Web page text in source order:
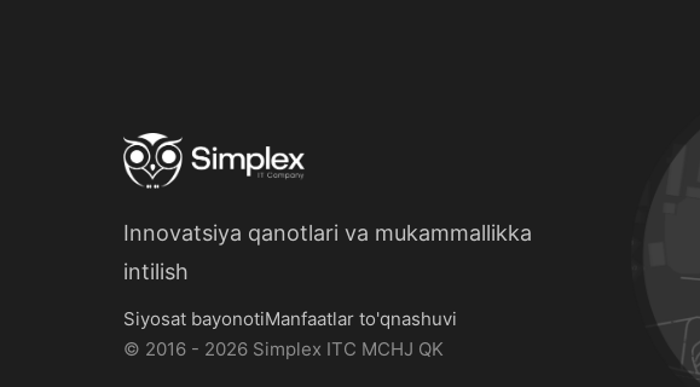
Innovatsiya qanotlari va mukammallikka
intilish
Siyosat bayonotiManfaatlar to'qnashuvi
© 2016 - 2026 Simplex ITC MCHJ QK